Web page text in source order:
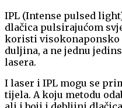
IPL (Intense pulsed
dlačica pulsirajućom
koristi visokonaponsko
duljina, a ne jednu
lasera.
I laser i IPL mogu se
tijela. A koju metodu